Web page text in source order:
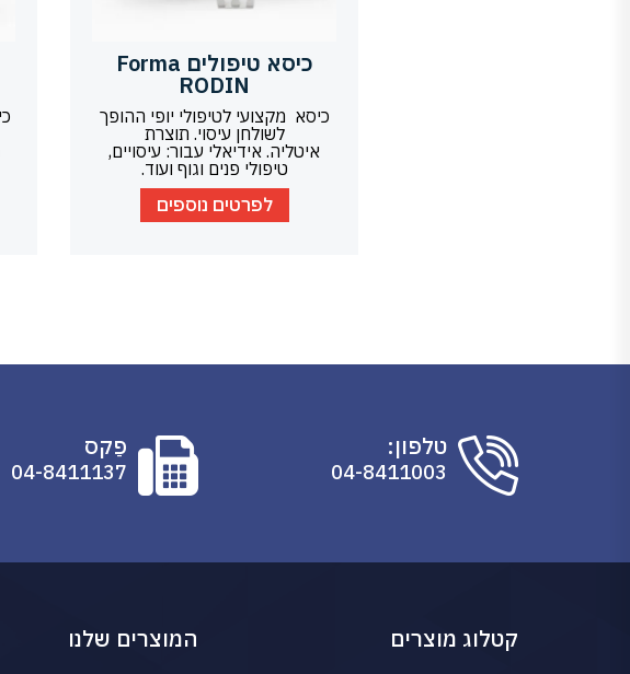
כיסא טיפולים Forma
RODIN
כיסא מקצועי לטיפולי יופי ההופך
לשולחן עיסוי. תוצרת
איטליה. אידיאלי עבור: עיסויים,
טיפולי פנים וגוף ועוד.
לפרטים נוספים
טלפון:
04-8411003
פַקס
04-8411137
קטלוג מוצרים המוצרים שלנו